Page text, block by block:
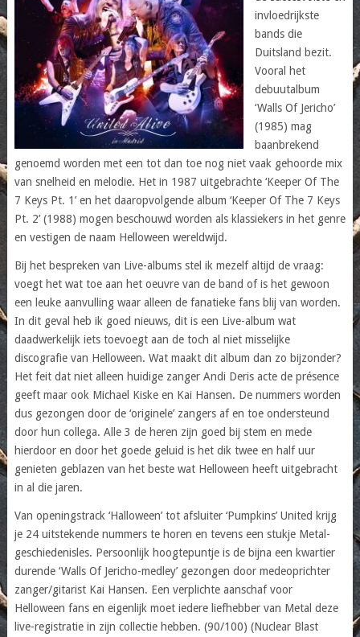
invloedrijkste
bands die
Duitsland bezit.
Vooral het
debuutalbum
‘Walls Of Jericho’
(1985) mag
baanbrekend
genoemd worden met een tot dan toe nog niet vaak gehoorde mix
van snelheid en melodie. Het in 1987 uitgebrachte ‘Keeper Of The
7 Keys Pt. 1’ en het daaropvolgende album ‘Keeper Of The 7 Keys
Pt. 2’ (1988) mogen beschouwd worden als klassiekers in het genre
en vestigen de naam Helloween wereldwijd.
Bij het bespreken van Live-albums stel ik mezelf altijd de vraag:
voegt het wat toe aan het oeuvre van de band of is het gewoon
een leuke aanvulling waar alleen de fanatieke fans blij van worden.
In dit geval heb ik goed nieuws, dit is een Live-album wat
daadwerkelijk iets toevoegt aan de toch al niet misselijke
discografie van Helloween. Wat maakt dit album dan zo bijzonder?
Het feit dat niet alleen huidige zanger Andi Deris acte de présence
geeft maar ook Michael Kiske en Kai Hansen. De nummers worden
dus gezongen door de ‘originele’ zangers af en toe ondersteund
door hun collega. Alle 3 de heren zijn goed bij stem en mede
hierdoor en door het goede geluid is het dik twee en half uur
genieten geblazen van het beste wat Helloween heeft uitgebracht
in al die jaren.
Van openingstrack ‘Halloween’ tot afsluiter ‘Pumpkins’ United krijg
je 24 uitstekende nummers te horen en tevens een stukje Metal-
geschiedenisles. Persoonlijk hoogtepuntje is de bijna een kwartier
durende ‘Walls Of Jericho-medley’ gezongen door medeoprichter
zanger/gitarist Kai Hansen. Een verplichte aanschaf voor
Helloween fans en eigenlijk moet iedere liefhebber van Metal deze
live-registratie in zijn collectie hebben. (90/100) (Nuclear Blast